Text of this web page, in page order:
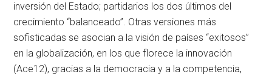
inversión del Estado; partidarios los dos últimos del
crecimiento “balanceado”. Otras versiones más
sofisticadas se asocian a la visión de países “exitosos”
en la globalización, en los que florece la innovación
(Ace12), gracias a la democracia y a la competencia,